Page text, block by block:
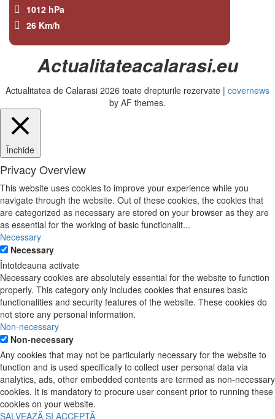
1012 hPa
26 Km/h
Actualitateacalarasi.eu
Actualitatea de Calarasi 2026 toate drepturile rezervate | covernews
by AF themes.
Închide
Privacy Overview
This website uses cookies to improve your experience while you
navigate through the website. Out of these cookies, the cookies that
are categorized as necessary are stored on your browser as they are
as essential for the working of basic functionalit...
Necessary
Necessary
Întotdeauna activate
Necessary cookies are absolutely essential for the website to function
properly. This category only includes cookies that ensures basic
functionalities and security features of the website. These cookies do
not store any personal information.
Non-necessary
Non-necessary
Any cookies that may not be particularly necessary for the website to
function and is used specifically to collect user personal data via
analytics, ads, other embedded contents are termed as non-necessary
cookies. It is mandatory to procure user consent prior to running these
cookies on your website.
SALVEAZĂ ȘI ACCEPTĂ